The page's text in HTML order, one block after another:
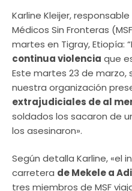
Karline Kleijer,
Médicos Sin Fronteras
martes en Tigray, Etiopía:
continua violencia que
Este martes 23 de marzo,
nuestra organización
extrajudiciales de al
soldados los sacaron de
los asesinaron».
Según detalla Karline, «el
carretera de Mekele a
tres miembros de MSF